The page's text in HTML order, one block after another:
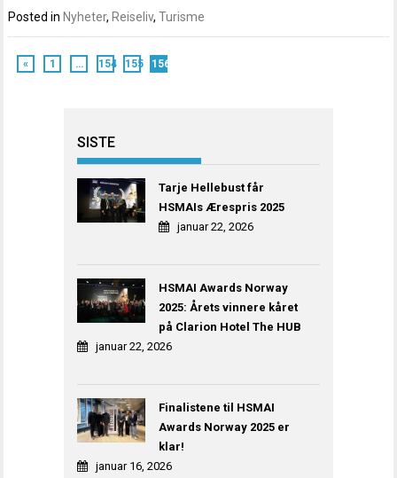
Posted in Nyheter, Reiseliv,Turisme
« 1 … 154 155 156
SISTE
Tarje Hellebust får
HSMAIs Ærespris 2025
januar 22, 2026
HSMAI Awards Norway
2025: Årets vinnere kåret
på Clarion Hotel The HUB
januar 22, 2026
Finalistene til HSMAI
Awards Norway 2025 er
klar!
januar 16, 2026